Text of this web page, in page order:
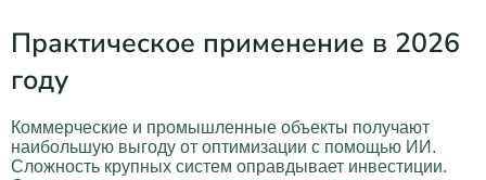
Практическое применение в 2026
году
Коммерческие и промышленные объекты получают
наибольшую выгоду от оптимизации с помощью ИИ.
Сложность крупных систем оправдывает инвестиции.